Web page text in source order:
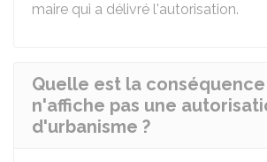
maire qui a délivré l'autorisation.
Quelle est la conséquence
n'affiche pas une
d'urbanisme ?